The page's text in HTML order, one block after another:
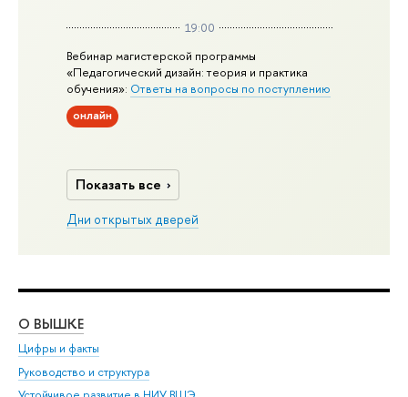
19:00
Вебинар магистерской программы
«Педагогический дизайн: теория и практика
обучения»: Ответы на вопросы по поступлению
онлайн
Показать все
Дни открытых дверей
О ВЫШКЕ
Цифры и факты
Руководство и структура